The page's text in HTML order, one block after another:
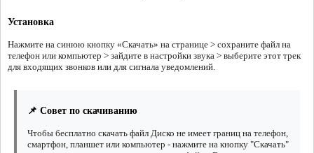
Установка
Нажмите на синюю кнопку «Скачать» на странице > сохраните файл на
телефон или компьютер > зайдите в настройки звука > выберите этот трек
для входящих звонков или для сигнала уведомлений.
📌 Совет по скачиванию
Чтобы бесплатно скачать файл Диско не имеет границ на телефон,
смартфон, планшет или компьютер - нажмите на кнопку "Скачать"